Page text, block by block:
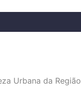
Urbana da Região